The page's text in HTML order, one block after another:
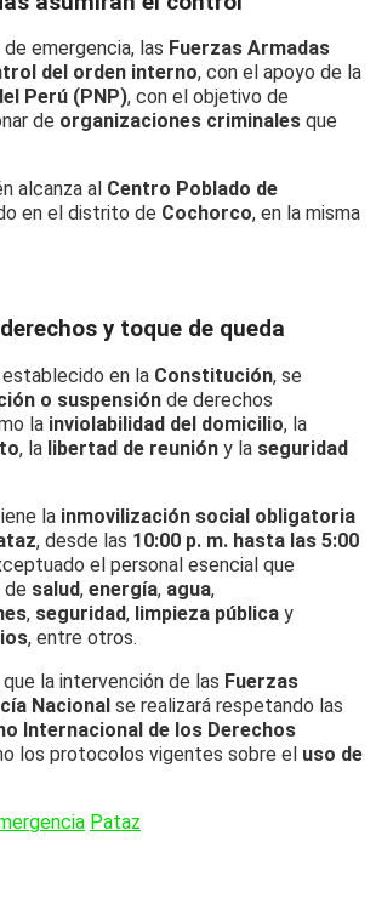
emergencia, las Fuerzas Armadas
del orden interno, con el apoyo de la
Perú (PNP), con el objetivo de
de organizaciones criminales que
alcanza al Centro Poblado de
en el distrito de Cochorco, en la misma
y toque de queda
en la Constitución, se
o suspensión de derechos
la inviolabilidad del domicilio, la
, la libertad de reunión y la seguridad
la inmovilización social obligatoria
, desde las 10:00 p. m. hasta las 5:00
el personal esencial que
de salud, energía, agua,
, seguridad, limpieza pública y
, entre otros.
la intervención de las Fuerzas
Nacional se realizará respetando las
Internacional de los Derechos
los protocolos vigentes sobre el uso de
Pataz